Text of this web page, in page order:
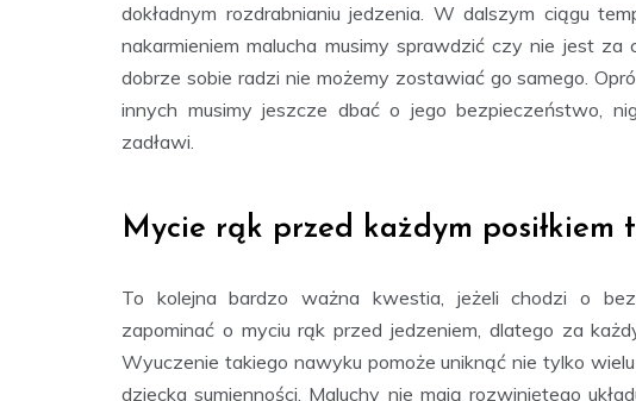
dokładnym rozdrabnianiu jedzenia. W dalszym ciągu
nakarmieniem malucha musimy sprawdzić czy nie jest
dobrze sobie radzi nie możemy zostawiać go samego.
innych musimy jeszcze dbać o jego bezpieczeństwo,
zadławi.
Mycie rąk przed każdym posiłkiem
To kolejna bardzo ważna kwestia, jeżeli chodzi o
zapominać o myciu rąk przed jedzeniem, dlatego za
Wyuczenie takiego nawyku pomoże uniknąć nie tylko
dziecka sumienności. Maluchy nie mają rozwiniętego